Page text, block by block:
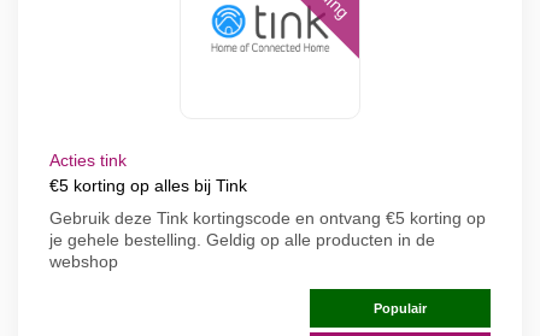
Acties tink
€5 korting op alles bij Tink
Gebruik deze Tink kortingscode en ontvang €5 korting op
je gehele bestelling. Geldig op alle producten in de
webshop
Populair